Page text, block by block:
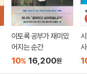
이토록 공부가 재미있
어지는 순간
10% 16,200원